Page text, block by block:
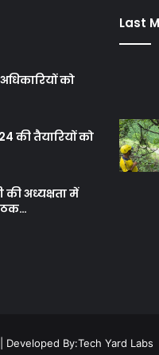
को
की तैयारियों को
अध्यक्षता में
Last
By:Tech Yard Labs